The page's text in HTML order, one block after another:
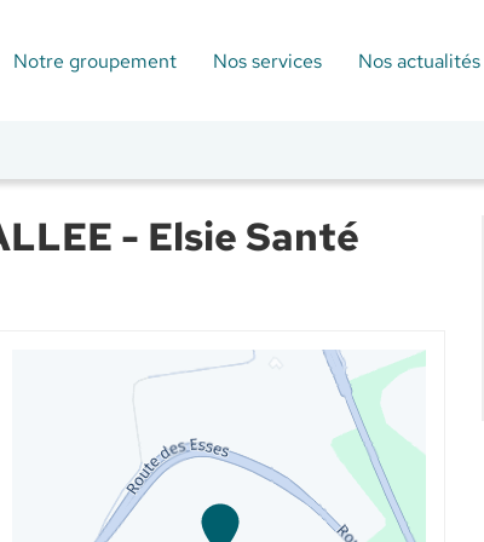
Notre groupement Nos services Nos actualités
- Elsie Santé